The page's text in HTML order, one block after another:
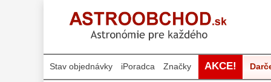
Stav objednávky iPoradca Značky AKCE!